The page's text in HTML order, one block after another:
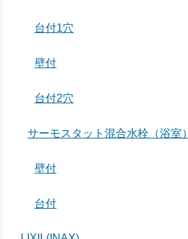
台付1穴
壁付
台付2穴
サーモスタット混合水栓（浴室）
壁付
台付